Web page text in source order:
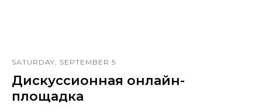
SATURDAY, SEPTEMBER 5
Дискуссионная онлайн-
площадка